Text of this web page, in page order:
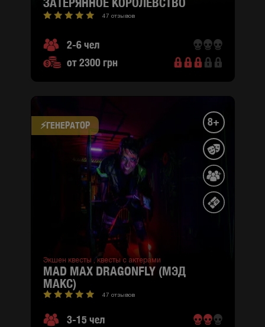
47 отзывов
2-6 чел
от 2300 грн
⚡​ГЕНЕРАТОР 8+
Экшен квесты , квесты с актерами
MAD MAX DRAGONFLY (МЭД
МАКС)
47 отзывов
3-15 чел